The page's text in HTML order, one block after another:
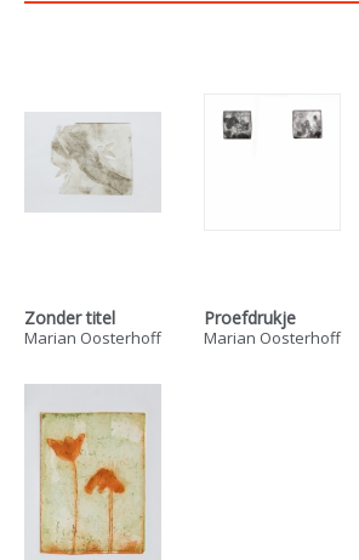
Zonder titel
Marian Oosterhoff
Proefdrukje
Marian Oosterhoff